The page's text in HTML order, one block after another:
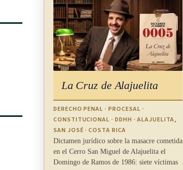
La Cruz de Alajuelita
DERECHO PENAL · PROCESAL ·
CONSTITUCIONAL · DDHH · ALAJUELITA,
SAN JOSÉ · COSTA RICA
Dictamen jurídico sobre la masacre cometida
en el Cerro San Miguel de Alajuelita el
Domingo de Ramos de 1986: siete víctimas